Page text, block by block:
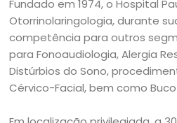
Fundado em 1974, o Hospital
Otorrinolaringologia, durante
competência para outros
para Fonoaudiologia, Alergia
Distúrbios do Sono,
Cérvico-Facial, bem como Buco